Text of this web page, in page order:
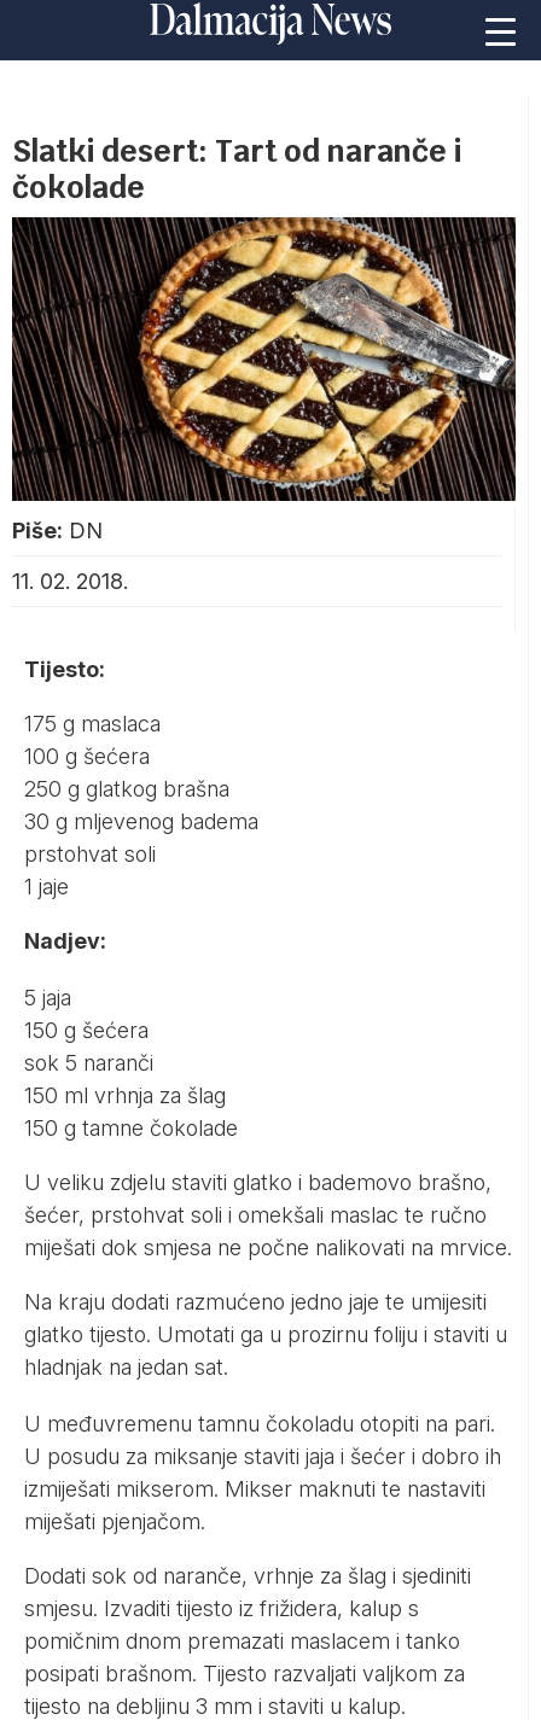
Slatki desert: Tart od naranče i
čokolade
Piše: DN
11. 02. 2018.
Tijesto:
175 g maslaca
100 g šećera
250 g glatkog brašna
30 g mljevenog badema
prstohvat soli
1 jaje
Nadjev:
5 jaja
150 g šećera
sok 5 naranči
150 ml vrhnja za šlag
150 g tamne čokolade
U veliku zdjelu staviti glatko i bademovo brašno,
šećer, prstohvat soli i omekšali maslac te ručno
miješati dok smjesa ne počne nalikovati na mrvice.
Na kraju dodati razmućeno jedno jaje te umijesiti
glatko tijesto. Umotati ga u prozirnu foliju i staviti u
hladnjak na jedan sat.
U međuvremenu tamnu čokoladu otopiti na pari.
U posudu za miksanje staviti jaja i šećer i dobro ih
izmiješati mikserom. Mikser maknuti te nastaviti
miješati pjenjačom.
Dodati sok od naranče, vrhnje za šlag i sjediniti
smjesu. Izvaditi tijesto iz frižidera, kalup s
pomičnim dnom premazati maslacem i tanko
posipati brašnom. Tijesto razvaljati valjkom za
tijesto na debljinu 3 mm i staviti u kalup.